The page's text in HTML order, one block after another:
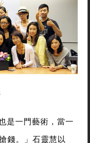
是一門藝術，當一
錢。」石靈慧以